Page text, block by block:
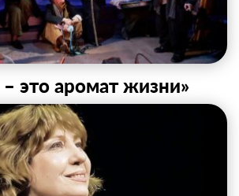
это аромат жизни»